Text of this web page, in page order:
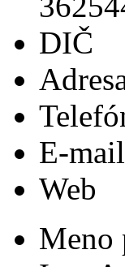
DIČ
E-mail
Web
Meno